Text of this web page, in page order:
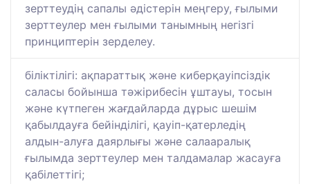
зерттеудің сапалы әдістерін меңгеру, ғылыми
зерттеулер мен ғылыми танымның негізгі
принциптерін зерделеу.
біліктілігі: ақпараттық және киберқауіпсіздік
саласы бойынша тәжірибесін ұштауы, тосын
және күтпеген жағдайларда дұрыс шешім
қабылдауға бейінділігі, қауіп-қатерледің
алдын-алуға даярлығы және салааралық
ғылымда зерттеулер мен талдамалар жасауға
қабілеттігі;